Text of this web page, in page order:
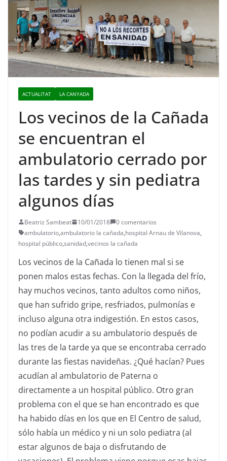
ACTUALITAT LA CANYADA
Los vecinos de la Cañada
se encuentran el
ambulatorio cerrado por
las tardes y sin pediatra
algunos días
Beatriz Sambeat 10/01/2018
0 comentarios
ambulatorio,ambulatorio la cañada,hospital Arnau de Vilanova,
hospital público,sanidad,vecinos la cañada
Los vecinos de la Cañada lo tienen mal si se
ponen malos estas fechas. Con la llegada del frío,
hay muchos vecinos, tanto adultos como niños,
que han sufrido gripe, resfriados, pulmonías e
incluso alguna otra indigestión. En estos casos,
no podían acudir a su ambulatorio después de
las tres de la tarde ya que se encontraba cerrado
durante las fiestas navideñas. ¿Qué hacían? Pues
acudían al ambulatorio de Paterna o
directamente a un hospital público. Otro gran
problema con el que se han encontrado es que
ha habido días en los que en El Centro de salud,
sólo había un médico y ni un solo pediatra (al
estar algunos de baja o disfrutando de